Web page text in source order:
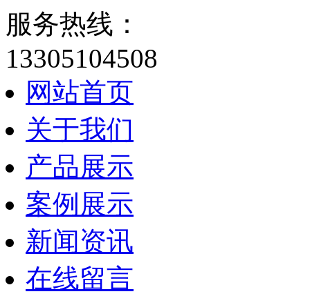
服务热线：
13305104508
网站首页
关于我们
产品展示
案例展示
新闻资讯
在线留言